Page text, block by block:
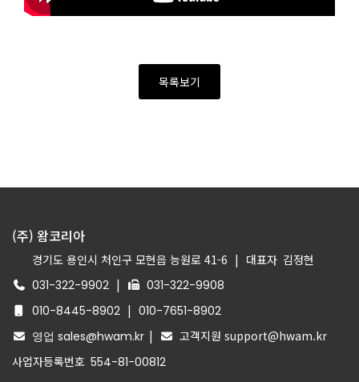
목록보기
(주) 왐코리아
경기도 용인시 처인구 모현읍 능원로 41-6 | 대표자 김정현
031-322-9902 |
031-322-9908
010-8445-8902 | 010-7651-8902
영업 sales@hwam.kr |
고객지원 support@hwam.kr
사업자등록번호 554-81-00812